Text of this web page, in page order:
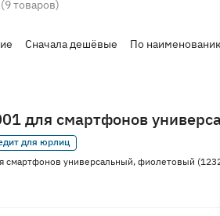
(9 товаров)
Сначала дешёвые По
для смартфонов
для юрлиц
смартфонов универсальный, фиолетовый